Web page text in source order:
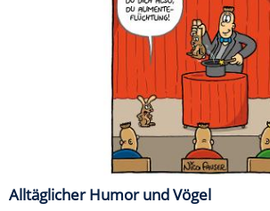
Alltäglicher Humor und Vögel